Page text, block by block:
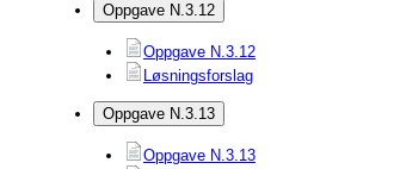
Oppgave N.3.12
Oppgave N.3.12
Løsningsforslag
Oppgave N.3.13
Oppgave N.3.13